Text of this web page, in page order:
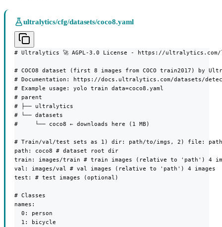
ultralytics/cfg/datasets/coco8.yaml
# Ultralytics 🚀 AGPL-3.0 License - https://ultralytics.com/
# COCO8 dataset (first 8 images from COCO train2017) by
# Documentation: https://docs.ultralytics.com/datasets/
# Example usage: yolo train data=coco8.yaml
# parent
# ├── ultralytics
# └── datasets
#     └── coco8 ← downloads here (1 MB)
# Train/val/test sets as 1) dir: path/to/imgs, 2) file:
path: coco8 # dataset root dir
train: images/train # train images (relative to 'path') 4
val: images/val # val images (relative to 'path') 4 images
test: # test images (optional)
# Classes
names:
  0: person
  1: bicycle